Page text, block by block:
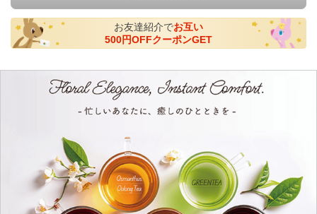
お友達紹介でお互い
500円OFFクーポンGET